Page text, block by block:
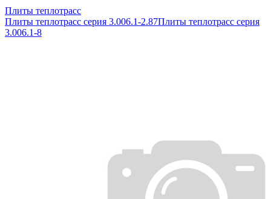
Плиты теплотрасс
Плиты теплотрасс серия 3.006.1-2.87Плиты теплотрасс серия
3.006.1-8